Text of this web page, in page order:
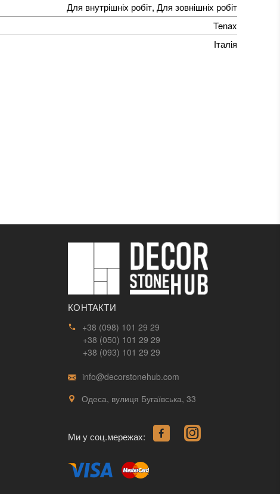
Для внутрішніх робіт, Для зовнішніх робіт
Tenax
Італія
КОНТАКТИ
+38 (098) 101 29 29
+38 (050) 101 29 29
+38 (093) 101 29 29
info@decorstonehub.com
Одеса, вулиця Бугаївська, 33
Ми у соц.мережах: